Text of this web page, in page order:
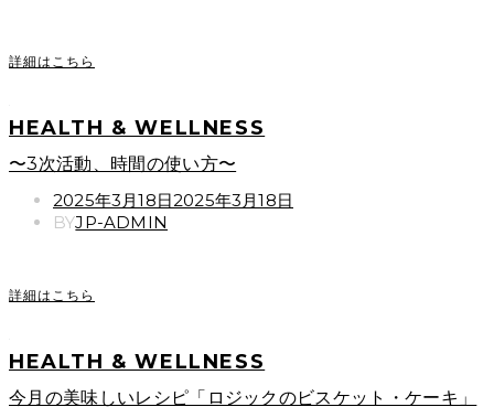
詳細はこちら
HEALTH & WELLNESS
〜3次活動、時間の使い方〜
POSTED
ON
2025年3月18日2025年3月18日
BYJP-ADMIN
詳細はこちら
HEALTH & WELLNESS
今月の美味しいレシピ「ロジックのビスケット・ケーキ」